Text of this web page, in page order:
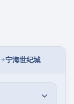
宁海世纪城